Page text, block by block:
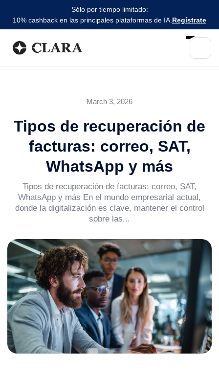
Sólo por tiempo limitado:
10% cashback en las principales plataformas de IA. Regístrate
March 3, 2026
Tipos de recuperación de
facturas: correo, SAT,
WhatsApp y más
Tipos de recuperación de facturas: correo, SAT,
WhatsApp y más En el mundo empresarial actual,
donde la digitalización es clave, mantener el control
sobre las...